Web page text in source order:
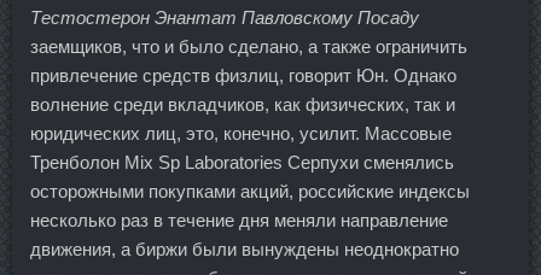
Тестостерон Энантат Павловскому Посаду
заемщиков, что и было сделано, а также ограничить
привлечение средств физлиц, говорит Юн. Однако
волнение среди вкладчиков, как физических, так и
юридических лиц, это, конечно, усилит. Массовые
Тренболон Mix Sp Laboratories Серпухи сменялись
осторожными покупками акций, российские индексы
несколько раз в течение дня меняли направление
движения, а биржи были вынуждены неоднократно